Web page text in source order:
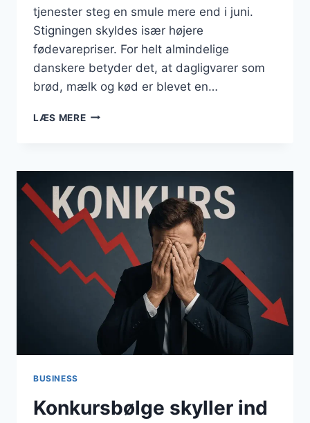
tjenester steg en smule mere end i juni.
Stigningen skyldes især højere
fødevarepriser. For helt almindelige
danskere betyder det, at dagligvarer som
brød, mælk og kød er blevet en…
LÆS MEREBUSINESS
BUSINESS
Konkursbølge skyller ind